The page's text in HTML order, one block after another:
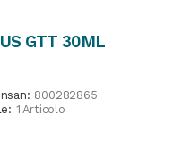
GTT 30ML
800282865
1 Articolo